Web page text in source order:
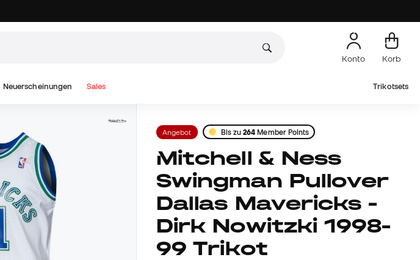
Konto Korb
Neuerscheinungen Sales Trikotsets
Angebot Bis zu264 Member Points
Mitchell & Ness
Swingman Pullover
Dallas Mavericks -
Dirk Nowitzki 1998-
99 Trikot